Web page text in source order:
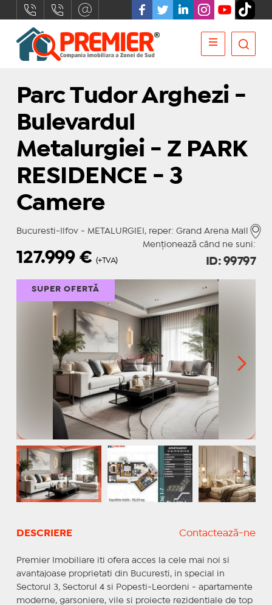
Parc Tudor Arghezi -
Bulevardul
Metalurgiei - Z PARK
RESIDENCE - 3
Camere
Bucuresti-Ilfov - METALURGIEI, reper: Grand Arena Mall
Menționează când ne suni:
127.999 € (+TVA) ID: 99797
SUPER OFERTĂ
DESCRIERE Contactează-ne
Premier Imobiliare iti ofera acces la cele mai noi si
avantajoase proprietati din Bucuresti, in special in
Sectorul 3, Sectorul 4 si Popesti-Leordeni - apartamente
moderne, garsoniere, vile si proiecte rezidentiale de top